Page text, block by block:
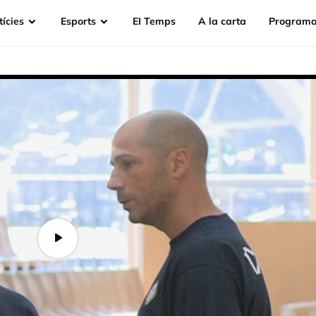
Esports EI Temps A la carta